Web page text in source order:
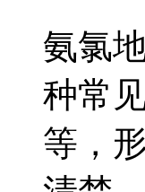
氨氯
种常
等，